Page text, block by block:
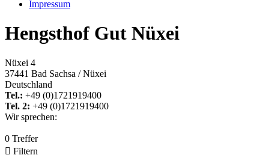
Impressum
Hengsthof Gut Nüxei
Nüxei 4
37441 Bad Sachsa / Nüxei
Deutschland
Tel.: +49 (0)1721919400
Tel. 2: +49 (0)1721919400
Wir sprechen:
0 Treffer
 Filtern